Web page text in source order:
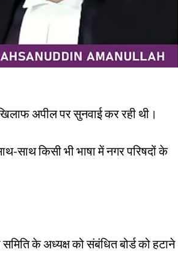
अपील पर सुनवाई कर रही थी।
साथ किसी भी भाषा में नगर परिषदों के
समिति के अध्यक्ष को संबंधित बोर्ड को हटाने